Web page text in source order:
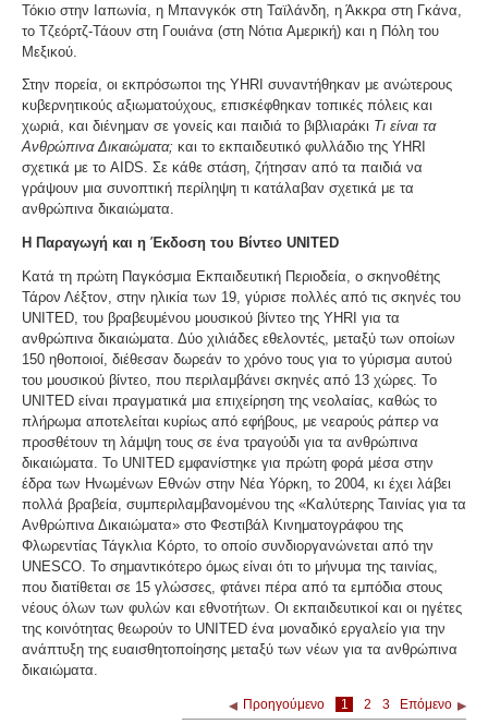
Τόκιο στην Ιαπωνία, η Μπανγκόκ στη Ταϊλάνδη, η Άκκρα στη Γκάνα,
το Τζεόρτζ-Τάουν στη Γουιάνα (στη Νότια Αμερική) και η Πόλη του
Μεξικού.
Στην πορεία, οι εκπρόσωποι της YHRI συναντήθηκαν με ανώτερους
κυβερνητικούς αξιωματούχους, επισκέφθηκαν τοπικές πόλεις και
χωριά, και διένημαν σε γονείς και παιδιά το βιβλιαράκι Τι είναι τα
Ανθρώπινα Δικαιώματα; και το εκπαιδευτικό φυλλάδιο της YHRI
σχετικά με το AIDS. Σε κάθε στάση, ζήτησαν από τα παιδιά να
γράψουν μια συνοπτική περίληψη τι κατάλαβαν σχετικά με τα
ανθρώπινα δικαιώματα.
Η Παραγωγή και η Έκδοση του Βίντεο UNITED
Κατά τη πρώτη Παγκόσμια Εκπαιδευτική Περιοδεία, ο σκηνοθέτης
Τάρον Λέξτον, στην ηλικία των 19, γύρισε πολλές από τις σκηνές του
UNITED, του βραβευμένου μουσικού βίντεο της YHRI για τα
ανθρώπινα δικαιώματα. Δύο χιλιάδες εθελοντές, μεταξύ των οποίων
150 ηθοποιοί, διέθεσαν δωρεάν το χρόνο τους για το γύρισμα αυτού
του μουσικού βίντεο, που περιλαμβάνει σκηνές από 13 χώρες. Το
UNITED είναι πραγματικά μια επιχείρηση της νεολαίας, καθώς το
πλήρωμα αποτελείται κυρίως από εφήβους, με νεαρούς ράπερ να
προσθέτουν τη λάμψη τους σε ένα τραγούδι για τα ανθρώπινα
δικαιώματα. Το UNITED εμφανίστηκε για πρώτη φορά μέσα στην
έδρα των Ηνωμένων Εθνών στην Νέα Υόρκη, το 2004, κι έχει λάβει
πολλά βραβεία, συμπεριλαμβανομένου της «Καλύτερης Ταινίας για τα
Ανθρώπινα Δικαιώματα» στο Φεστιβάλ Κινηματογράφου της
Φλωρεντίας Τάγκλια Κόρτο, το οποίο συνδιοργανώνεται από την
UNESCO. Το σημαντικότερο όμως είναι ότι το μήνυμα της ταινίας,
που διατίθεται σε 15 γλώσσες, φτάνει πέρα από τα εμπόδια στους
νέους όλων των φυλών και εθνοτήτων. Οι εκπαιδευτικοί και οι ηγέτες
της κοινότητας θεωρούν το UNITED ένα μοναδικό εργαλείο για την
ανάπτυξη της ευαισθητοποίησης μεταξύ των νέων για τα ανθρώπινα
δικαιώματα.
Προηγούμενο 1 2 3 Επόμενο